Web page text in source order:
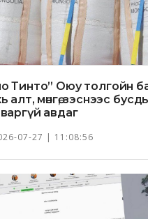
Тинто” Оюу толгойн
алт, мөнгө, зэснээс
авдаг
07-27 | 11:08:56